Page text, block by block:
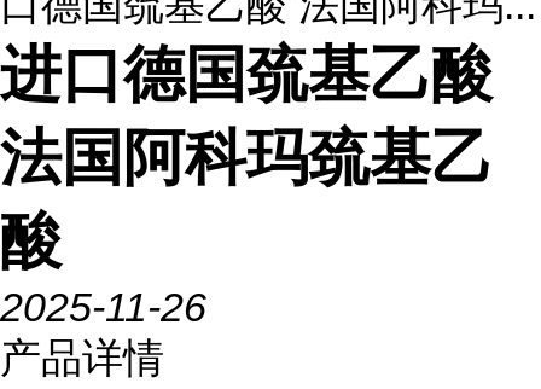
进口德国巯基乙酸
法国阿科玛巯基乙
酸
2025-11-26
产品详情